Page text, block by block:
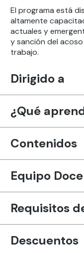
El programa está
altamente
actuales y
y sanción del
trabajo.
Dirigido a
¿Qué
Contenidos
Equipo
Requisitos
Descuentos